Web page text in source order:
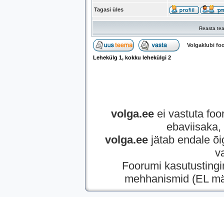
Tagasi üles
Reasta
Volgaklubi
Lehekülg 1, kokku lehekülgi 2
volga.eeei vastuta
volga.ee jätab endale
Foorumi
mehhanismid (EL